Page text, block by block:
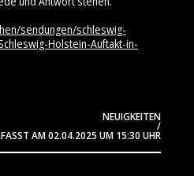
sendungen/schleswig-
Holstein-Auftakt-in-
NEUIGKEITEN
/
AM02.04.2025 UM 15:30 UHR